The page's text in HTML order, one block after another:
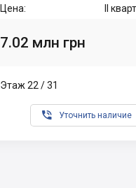
Цена: II
7.02 млн грн
Этаж 22 / 31
 Уточнить наличие